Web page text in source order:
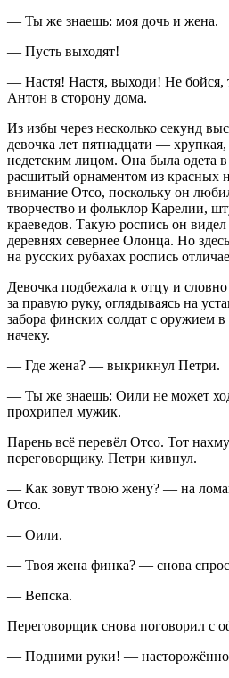
— Ты же знаешь: моя дочь и жена.
— Пусть выходят!
— Настя! Настя, выходи! Не бойся,
Антон в сторону дома.
Из избы через несколько секунд
девочка лет пятнадцати —
недетским лицом. Она была одета в
расшитый орнаментом из красных
внимание Отсо, поскольку он
творчество и фольклор Карелии,
краеведов. Такую роспись он видел
деревнях севернее Олонца. Но
на русских рубахах роспись
Девочка подбежала к отцу и
за правую руку, оглядываясь на
забора финских солдат с оружием
начеку.
— Где жена? — выкрикнул Петри.
— Ты же знаешь: Оили не может
прохрипел мужик.
Парень всё перевёл Отсо. Тот
переговорщику. Петри кивнул.
— Как зовут твою жену? — на
Отсо.
— Оили.
— Твоя жена финка? — снова
— Вепска.
Переговорщик снова поговорил с
— Подними руки! — насторожённо